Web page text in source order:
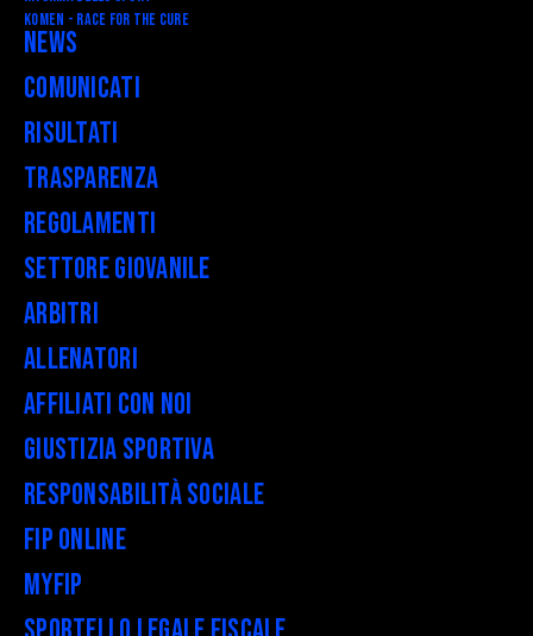
Komen - Race for the Cure
News
Comunicati
Risultati
Trasparenza
Regolamenti
Settore Giovanile
Arbitri
Allenatori
Affiliati con noi
Giustizia Sportiva
Responsabilità Sociale
FIP Online
myFIP